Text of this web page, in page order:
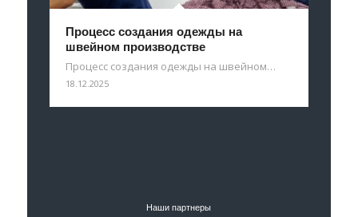
Процесс создания одежды на
швейном производстве
Процесс создания одежды на швейном…
18.12.2025
Наши партнеры